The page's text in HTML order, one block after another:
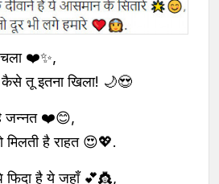
चला ❤️✨,
तू इतना खिला! 🌙😍
जन्नत ❤️😊,
है राहत 😍💖.
है ये जहाँ 💕👸,